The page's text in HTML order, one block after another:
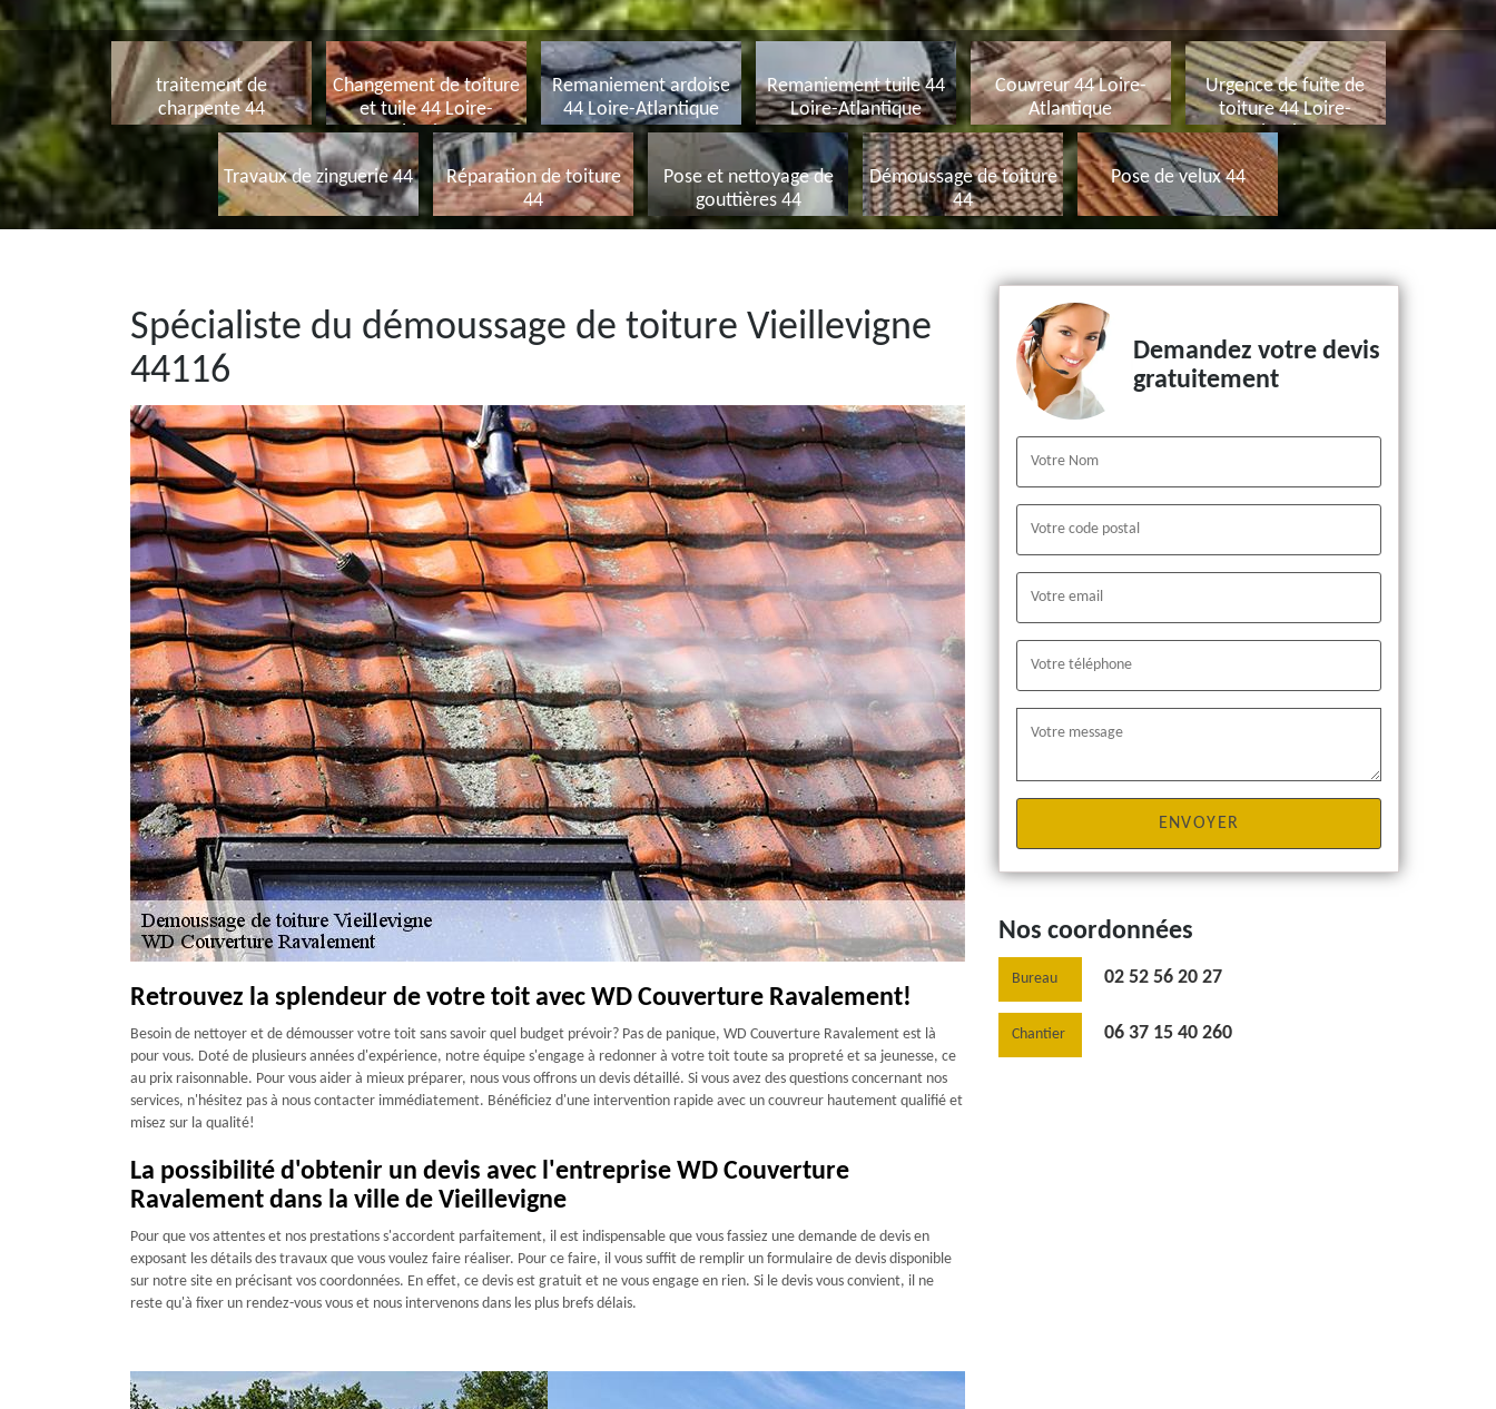
traitement de
charpente 44
Changement de toiture
et tuile 44 Loire-
Atlantique
Remaniement ardoise
44 Loire-Atlantique
Remaniement tuile 44
Loire-Atlantique
Couvreur 44 Loire-
Atlantique
Urgence de fuite de
toiture 44 Loire-
Atlantique
Travaux de zinguerie 44
Réparation de toiture
44
Pose et nettoyage de
gouttières 44
Démoussage de toiture
44
Pose de velux 44
Spécialiste du démoussage de toiture Vieillevigne
44116
Retrouvez la splendeur de votre toit avec WD Couverture Ravalement!
Besoin de nettoyer et de démousser votre toit sans savoir quel budget prévoir? Pas de panique, WD Couverture Ravalement est là
pour vous. Doté de plusieurs années d'expérience, notre équipe s'engage à redonner à votre toit toute sa propreté et sa jeunesse, ce
au prix raisonnable. Pour vous aider à mieux préparer, nous vous offrons un devis détaillé. Si vous avez des questions concernant nos
services, n'hésitez pas à nous contacter immédiatement. Bénéficiez d'une intervention rapide avec un couvreur hautement qualifié et
misez sur la qualité!
La possibilité d'obtenir un devis avec l'entreprise WD Couverture
Ravalement dans la ville de Vieillevigne
Pour que vos attentes et nos prestations s'accordent parfaitement, il est indispensable que vous fassiez une demande de devis en
exposant les détails des travaux que vous voulez faire réaliser. Pour ce faire, il vous suffit de remplir un formulaire de devis disponible
sur notre site en précisant vos coordonnées. En effet, ce devis est gratuit et ne vous engage en rien. Si le devis vous convient, il ne
reste qu'à fixer un rendez-vous vous et nous intervenons dans les plus brefs délais.
Demandez votre devis
gratuitement
Nos coordonnées
Bureau 02 52 56 20 27
Chantier 06 37 15 40 260